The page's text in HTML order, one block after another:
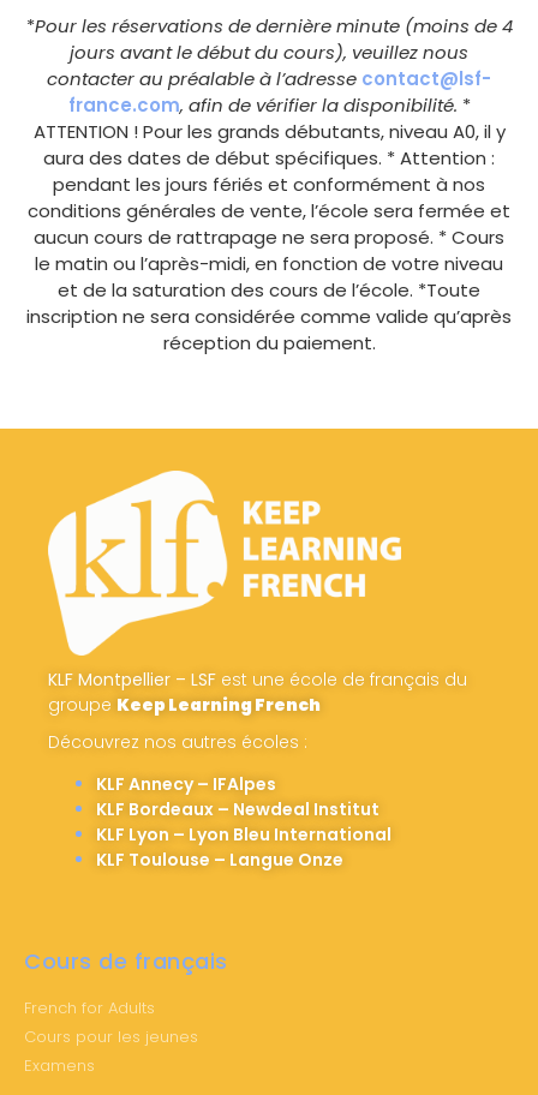
*Pour les réservations de dernière minute (moins de 4
jours avant le début du cours), veuillez nous
contacter au préalable à l’adresse contact@lsf-
france.com, afin de vérifier la disponibilité. *
ATTENTION ! Pour les grands débutants, niveau A0, il y
aura des dates de début spécifiques. * Attention :
pendant les jours fériés et conformément à nos
conditions générales de vente, l’école sera fermée et
aucun cours de rattrapage ne sera proposé. * Cours
le matin ou l’après-midi, en fonction de votre niveau
et de la saturation des cours de l’école. *Toute
inscription ne sera considérée comme valide qu’après
réception du paiement.
KLF Montpellier – LSF est une école de français du
groupe Keep Learning French
Découvrez nos autres écoles :
KLF Annecy – IFAlpes
KLF Bordeaux – Newdeal Institut
KLF Lyon – Lyon Bleu International
KLF Toulouse – Langue Onze
Cours de français
French for Adults
Cours pour les jeunes
Examens